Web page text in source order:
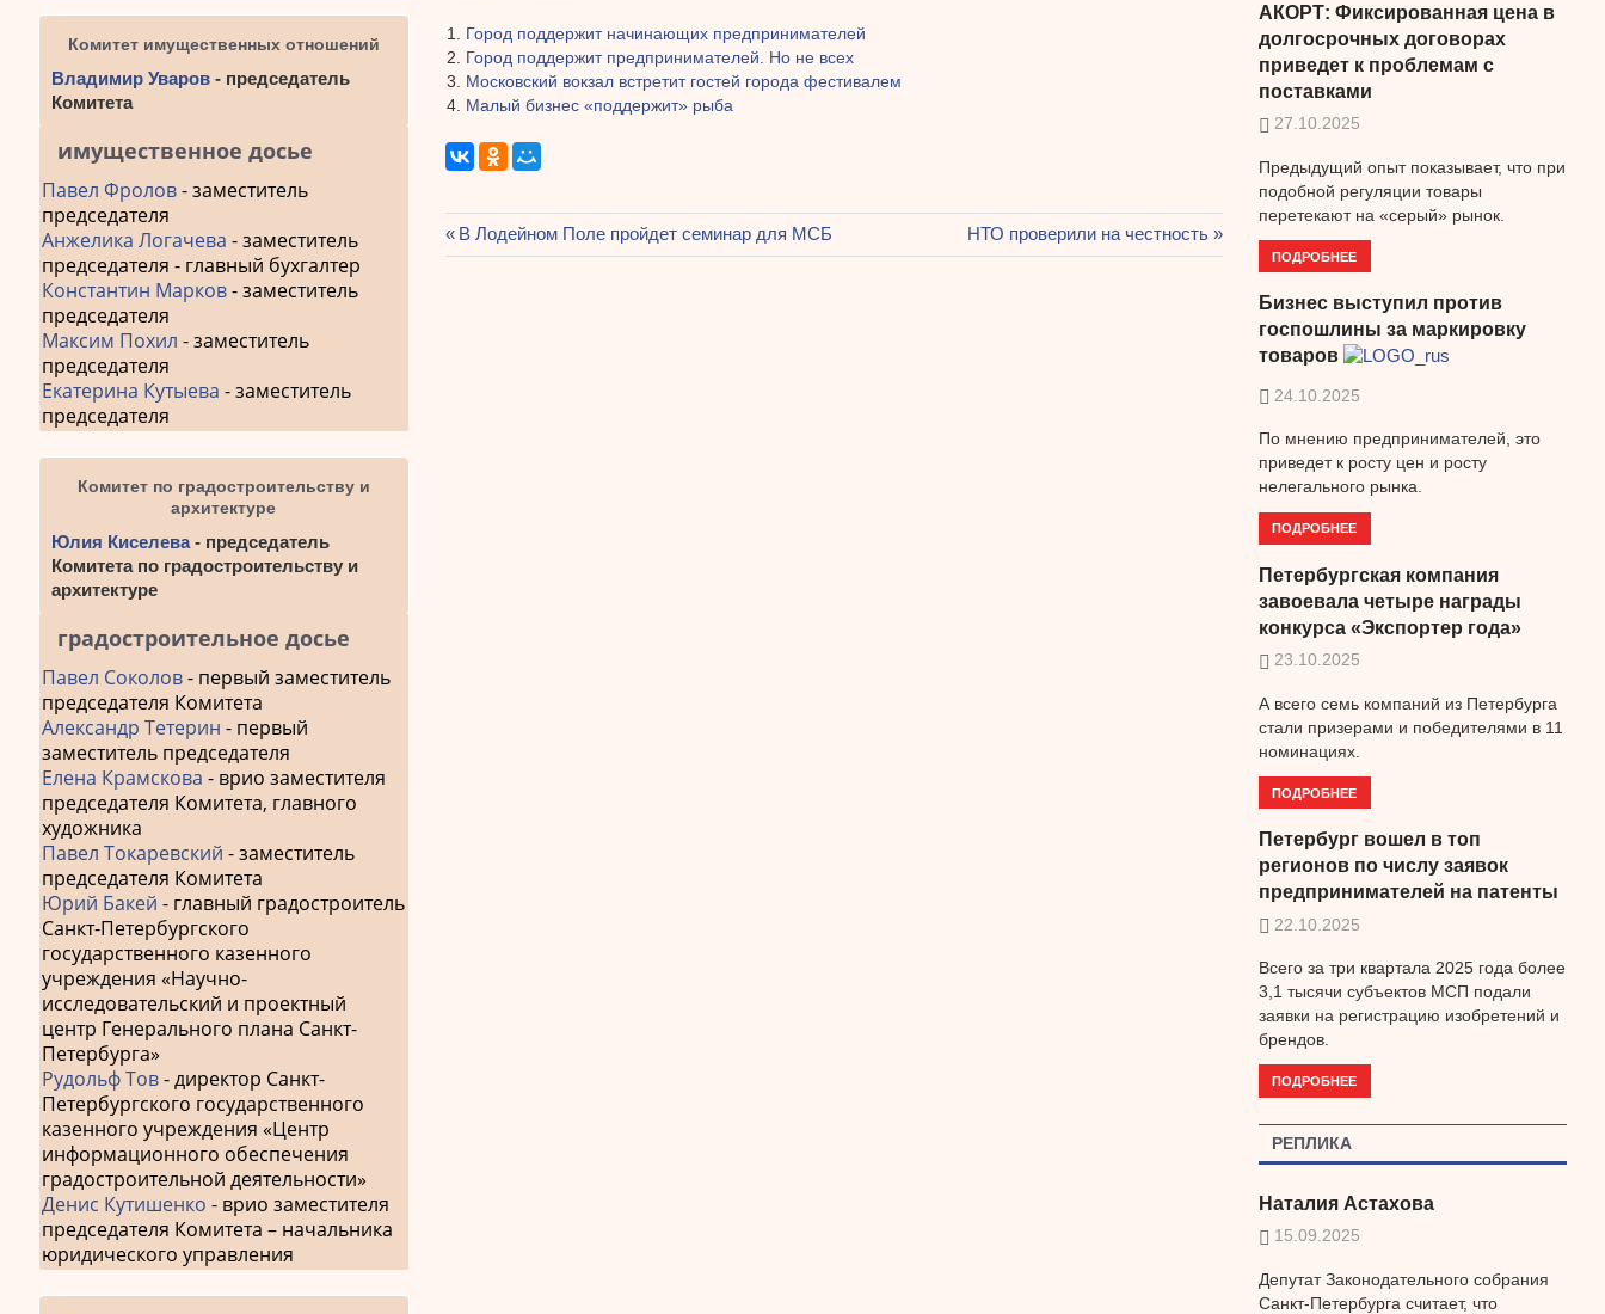
Город поддержит начинающих предпринимателей
Город поддержит предпринимателей. Но не всех
Московский вокзал встретит гостей города фестивалем
Малый бизнес «поддержит» рыба
Навигация
Предыдущая
запись:
В Лодейном Поле пройдет семинар для МСБ
Следующая
запись:
НТО проверили на честность
Комитет имущественных отношений
Владимир Уваров - председатель
Комитета
имущественное досье
Павел Фролов- заместитель
председателя
Анжелика Логачева - заместитель
председателя - главный бухгалтер
Константин Марков- заместитель
председателя
Максим Похил - заместитель
председателя
Екатерина Кутыева - заместитель
председателя
Комитет по градостроительству и
архитектуре
Юлия Киселева- председатель
Комитета по градостроительству и
архитектуре
градостроительное досье
Павел Соколов- первый заместитель
председателя Комитета
Александр Тетерин - первый
заместитель председателя
Елена Крамскова - врио заместителя
председателя Комитета, главного
художника
Павел Токаревский - заместитель
председателя Комитета
Юрий Бакей - главный градостроитель
Санкт-Петербургского
государственного казенного
учреждения «Научно-
исследовательский и проектный
центр Генерального плана Санкт-
Петербурга»
Рудольф Тов- директор Санкт-
Петербургского государственного
казенного учреждения «Центр
информационного обеспечения
градостроительной деятельности»
Денис Кутишенко - врио заместителя
председателя Комитета – начальника
юридического управления
АКОРТ: Фиксированная цена в
долгосрочных договорах
приведет к проблемам с
поставками
27.10.2025
Предыдущий опыт показывает, что при
подобной регуляции товары
перетекают на «серый» рынок.
ПОДРОБНЕЕ
Бизнес выступил против
госпошлины за маркировку
товаров
24.10.2025
По мнению предпринимателей, это
приведет к росту цен и росту
нелегального рынка.
ПОДРОБНЕЕ
Петербургская компания
завоевала четыре награды
конкурса «Экспортер года»
23.10.2025
А всего семь компаний из Петербурга
стали призерами и победителями в 11
номинациях.
ПОДРОБНЕЕ
Петербург вошел в топ
регионов по числу заявок
предпринимателей на патенты
22.10.2025
Всего за три квартала 2025 года более
3,1 тысячи субъектов МСП подали
заявки на регистрацию изобретений и
брендов.
ПОДРОБНЕЕ
РЕПЛИКА
Наталия Астахова
15.09.2025
Депутат Законодательного собрания
Санкт-Петербурга считает, что